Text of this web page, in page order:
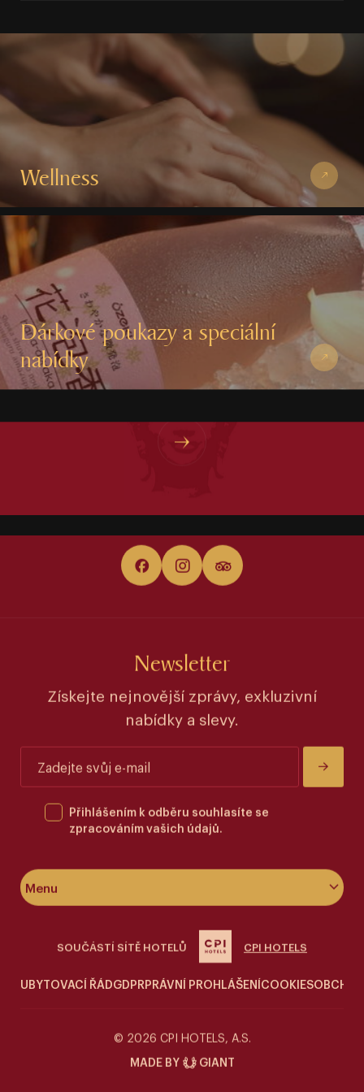
Wellness
Dárkové poukazy a speciální
nabídky
KAM DÁL?
O hotelu
Menu
O hotelu
Siddharta Café
Speciální nabídky
Newsletter
Získejte nejnovější zprávy, exkluzivní
nabídky a slevy.
Přihlášením k odběru souhlasíte se
zpracováním vašich údajů.
UBYTOVACÍ ŘÁDGDPRPRÁVNÍ PROHLÁŠENÍCOOKIES
SOUČÁSTÍ SÍTĚ HOTELŮ CPI HOTELS
MADE BY GIANT
© 2026 CPI HOTELS, A.S.